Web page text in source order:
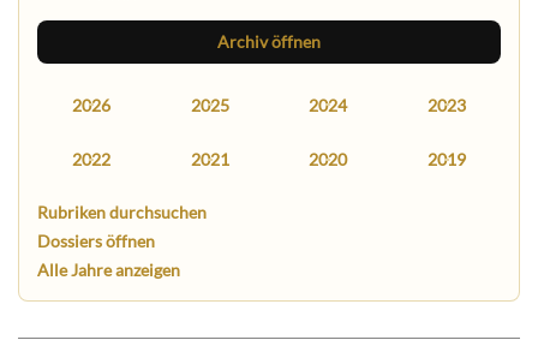
Archiv öffnen
2026 2025 2024 2023
2022 2021 2020 2019
Rubriken durchsuchen
Dossiers öffnen
Alle Jahre anzeigen